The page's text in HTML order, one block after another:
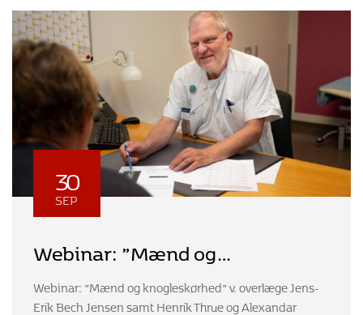
30
SEP
Webinar: ”Mænd og
knogleskørhed” v. overlæge
Jens-Erik Bech Jensen samt
Webinar: ”Mænd og knogleskørhed” v. overlæge Jens-
Erik Bech Jensen samt Henrik Thrue og Alexandar